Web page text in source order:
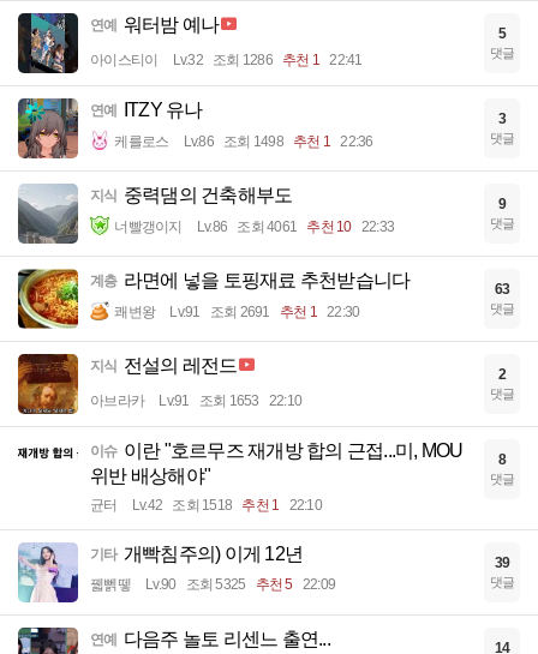
연예 워터밤 예나
아이스티이 Lv.32 조회 1286 추천 1 22:41
5
댓글
연예 ITZY 유나
케를로스 Lv.86 조회 1498 추천 1 22:36
3
댓글
지식 중력댐의 건축해부도
너빨갱이지 Lv.86 조회 4061 추천 10 22:33
9
댓글
계층 라면에 넣을 토핑재료 추천받습니다
쾌변왕 Lv.91 조회 2691 추천 1 22:30
63
댓글
지식 전설의 레전드
아브라카 Lv.91 조회 1653 22:10
2
댓글
이슈 이란 "호르무즈 재개방 합의 근접...미, MOU
위반 배상해야"
균터 Lv.42 조회 1518 추천 1 22:10
8
댓글
기타 개빡침주의) 이게 12년
꿻뻵뗗 Lv.90 조회 5325 추천 5 22:09
39
댓글
연예 다음주 놀토 리센느 출연... 14